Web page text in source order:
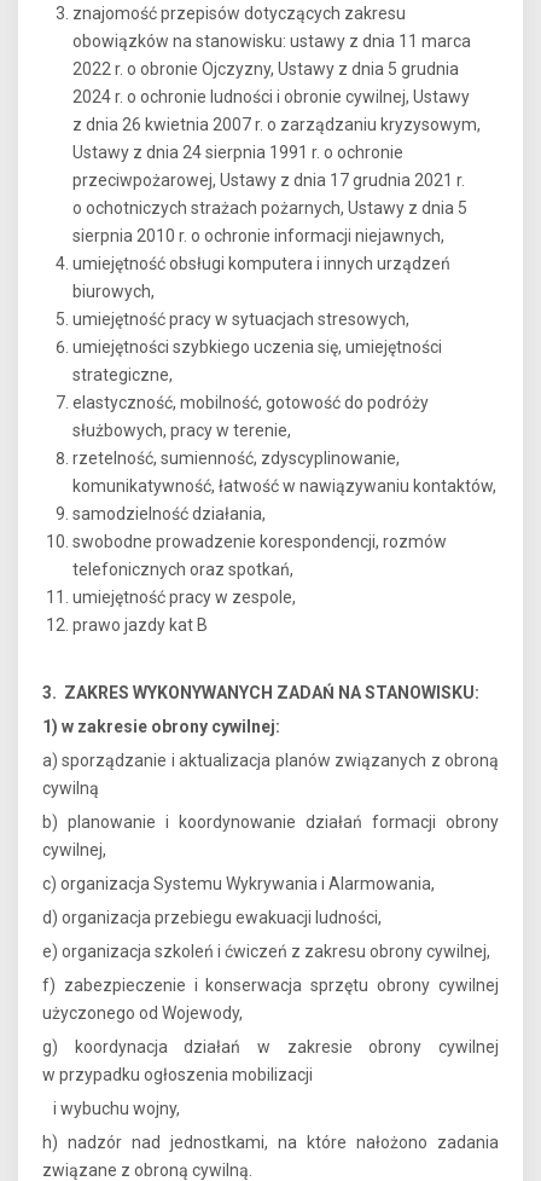
znajomość przepisów dotyczących zakresu
obowiązków na stanowisku: ustawy z dnia 11 marca
2022 r. o obronie Ojczyzny, Ustawy z dnia 5 grudnia
2024 r. o ochronie ludności i obronie cywilnej, Ustawy
z dnia 26 kwietnia 2007 r. o zarządzaniu kryzysowym,
Ustawy z dnia 24 sierpnia 1991 r. o ochronie
przeciwpożarowej, Ustawy z dnia 17 grudnia 2021 r.
o ochotniczych strażach pożarnych, Ustawy z dnia 5
sierpnia 2010 r. o ochronie informacji niejawnych,
umiejętność obsługi komputera i innych urządzeń
biurowych,
umiejętność pracy w sytuacjach stresowych,
umiejętności szybkiego uczenia się, umiejętności
strategiczne,
elastyczność, mobilność, gotowość do podróży
służbowych, pracy w terenie,
rzetelność, sumienność, zdyscyplinowanie,
komunikatywność, łatwość w nawiązywaniu kontaktów,
samodzielność działania,
swobodne prowadzenie korespondencji, rozmów
telefonicznych oraz spotkań,
umiejętność pracy w zespole,
prawo jazdy kat B
3. ZAKRES WYKONYWANYCH ZADAŃ NA STANOWISKU:
1) w zakresie obrony cywilnej:
a) sporządzanie i aktualizacja planów związanych z obroną
cywilną
b) planowanie i koordynowanie działań formacji obrony
cywilnej,
c) organizacja Systemu Wykrywania i Alarmowania,
d) organizacja przebiegu ewakuacji ludności,
e) organizacja szkoleń i ćwiczeń z zakresu obrony cywilnej,
f) zabezpieczenie i konserwacja sprzętu obrony cywilnej
użyczonego od Wojewody,
g) koordynacja działań w zakresie obrony cywilnej
w przypadku ogłoszenia mobilizacji
i wybuchu wojny,
h) nadzór nad jednostkami, na które nałożono zadania
związane z obroną cywilną.